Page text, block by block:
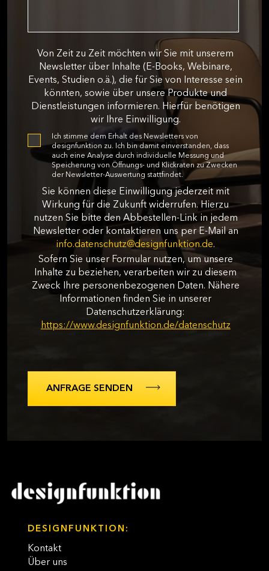
Von Zeit zu Zeit möchten wir Sie mit unserem
Newsletter über Inhalte (E-Books, Webinare,
Events, Studien o.ä.), die für Sie von Interesse sein
könnten, sowie über unsere Produkte und
Dienstleistungen informieren. Hierfür benötigen
wir Ihre Einwilligung.
Ich stimme dem Erhalt des Newsletters von
designfunktion zu. Ich bin damit einverstanden, dass
auch eine Analyse durch individuelle Messung und
Speicherung von Öffnungs- und Klickraten zu Zwecken
der Newsletter-Auswertung stattfindet.
Sie können diese Einwilligung jederzeit mit
Wirkung für die Zukunft widerrufen. Hierzu
nutzen Sie bitte den Abbestellen-Link in jedem
Newsletter oder kontaktieren uns per E-Mail an
info.datenschutz@designfunktion.de.
Sofern Sie unser Formular nutzen, um unsere
Inhalte zu beziehen, verarbeiten wir zu diesem
Zweck Ihre personenbezogenen Daten. Nähere
Informationen finden Sie in unserer
Datenschutzerklärung:
https://www.designfunktion.de/datenschutz
DESIGNFUNKTION:
Kontakt
Über uns